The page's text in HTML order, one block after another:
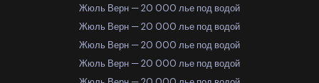
Жюль Верн — 20 000 лье под водой
Жюль Верн — 20 000 лье под водой
Жюль Верн — 20 000 лье под водой
Жюль Верн — 20 000 лье под водой